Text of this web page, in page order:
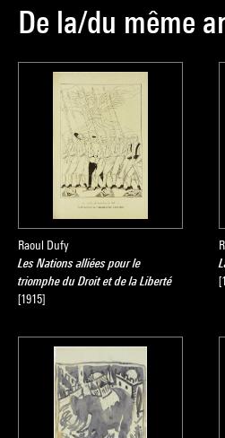
De la/du même
Raoul Dufy
Les Nations alliées pour le
triomphe du Droit et de la Liberté
[1915]